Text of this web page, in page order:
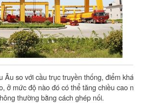
Âu so với cầu trục truyền thống, điểm
ở mức độ nào đó có thể tăng chiều cao
thường bằng cách ghép nối.